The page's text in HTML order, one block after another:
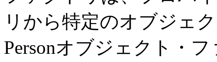
リから特定のオブジェ
Personオブジェクト・